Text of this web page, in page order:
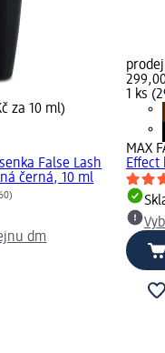
za 10 ml)
False Lash
černá, 10 ml
dm
1 ks
MAX
Effect